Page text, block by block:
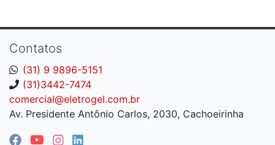
Contatos
(31) 9 9896-5151
(31)3442-7474
comercial@eletrogel.com.br
Av. Presidente Antônio Carlos, 2030, Cachoeirinha